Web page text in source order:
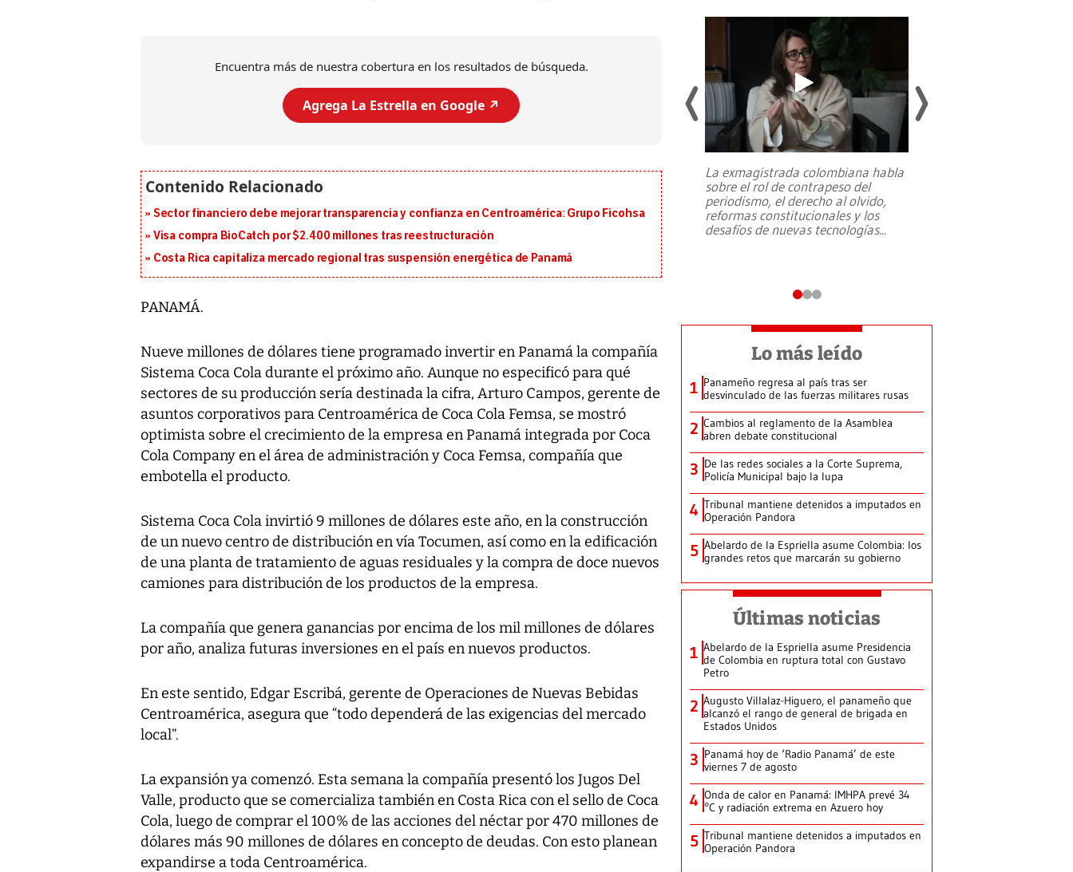
Encuentra más de nuestra cobertura en los resultados de búsqueda.
Agrega La Estrella en Google ↗️
Sector financiero debe mejorar transparencia y confianza en Centroamérica: Grupo Ficohsa
Visa compra BioCatch por $2.400 millones tras reestructuración
Costa Rica capitaliza mercado regional tras suspensión energética de Panamá
PANAMÁ.
Nueve millones de dólares tiene programado invertir en Panamá la compañía
Sistema Coca Cola durante el próximo año. Aunque no especificó para qué
sectores de su producción sería destinada la cifra, Arturo Campos, gerente de
asuntos corporativos para Centroamérica de Coca Cola Femsa, se mostró
optimista sobre el crecimiento de la empresa en Panamá integrada por Coca
Cola Company en el área de administración y Coca Femsa, compañía que
embotella el producto.
Sistema Coca Cola invirtió 9 millones de dólares este año, en la construcción
de un nuevo centro de distribución en vía Tocumen, así como en la edificación
de una planta de tratamiento de aguas residuales y la compra de doce nuevos
camiones para distribución de los productos de la empresa.
La compañía que genera ganancias por encima de los mil millones de dólares
por año, analiza futuras inversiones en el país en nuevos productos.
En este sentido, Edgar Escribá, gerente de Operaciones de Nuevas Bebidas
Centroamérica, asegura que “todo dependerá de las exigencias del mercado
local”.
La expansión ya comenzó. Esta semana la compañía presentó los Jugos Del
Valle, producto que se comercializa también en Costa Rica con el sello de Coca
Cola, luego de comprar el 100% de las acciones del néctar por 470 millones de
dólares más 90 millones de dólares en concepto de deudas. Con esto planean
expandirse a toda Centroamérica.
al sur de Japón, provocando una
La exmagistrada colombiana habla
sobre el rol de contrapeso del
periodismo, el derecho al olvido,
reformas constitucionales y los
desafíos de nuevas tecnologías...
Lo más leído
1 Panameño regresa al país tras ser
desvinculado de las fuerzas militares rusas
2 Cambios al reglamento de la Asamblea
abren debate constitucional
3 De las redes sociales a la Corte Suprema,
Policía Municipal bajo la lupa
4 Tribunal mantiene detenidos a imputados en
Operación Pandora
5 Abelardo de la Espriella asume Colombia: los
grandes retos que marcarán su gobierno
Últimas noticias
1 Abelardo de la Espriella asume Presidencia
de Colombia en ruptura total con Gustavo
Petro
2 Augusto Villalaz-Higuero, el panameño que
alcanzó el rango de general de brigada en
Estados Unidos
3 Panamá hoy de ‘Radio Panamá’ de este
viernes 7 de agosto
4 Onda de calor en Panamá: IMHPA prevé 34
°C y radiación extrema en Azuero hoy
5 Tribunal mantiene detenidos a imputados en
Operación Pandora